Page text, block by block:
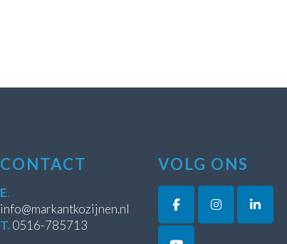
CONTACT
E.
info@markantkozijnen.nl
T. 0516-785713
VOLG ONS